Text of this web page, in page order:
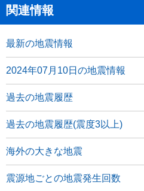
関連情報
最新の地震情報
2024年07月10日の地震情報
過去の地震履歴
過去の地震履歴(震度3以上)
海外の大きな地震
震源地ごとの地震発生回数